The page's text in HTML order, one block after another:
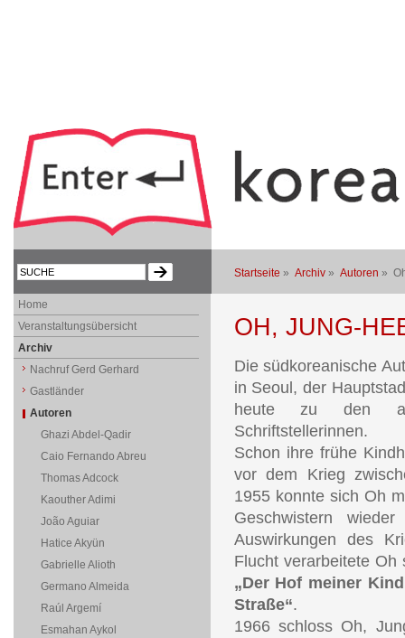
Startseite » Archiv» Autoren »
OH, JUNG-
Die südkoreanische
in Seoul, der
heute zu den
Schriftstellerinnen.
Schon ihre frühe
vor dem Krieg
1955 konnte sich Oh
Geschwistern
Auswirkungen des
Flucht verarbeitete Oh
„Der Hof meiner
Straße“.
1966 schloss Oh,
Home
Veranstaltungsübersicht
Archiv
Nachruf Gerd Gerhard
Gastländer
Autoren
Ghazi Abdel-Qadir
Caio Fernando Abreu
Thomas Adcock
Kaouther Adimi
João Aguiar
Hatice Akyün
Gabrielle Alioth
Germano Almeida
Raúl Argemí
Esmahan Aykol